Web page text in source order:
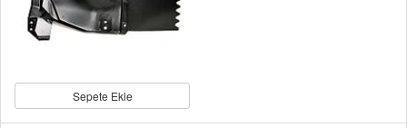
Sepete Ekle